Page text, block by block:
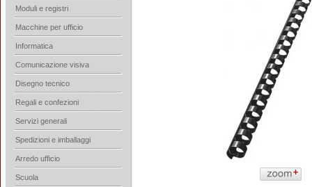
Moduli e registri
Macchine per ufficio
Informatica
Comunicazione visiva
Disegno tecnico
Regali e confezioni
Servizi generali
Spedizioni e imballaggi
Arredo ufficio
Scuola